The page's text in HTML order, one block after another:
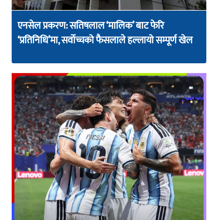
एनसेल प्रकरण: सतिषलाल ‘मालिक’ बाट फेरि
‘प्रतिनिधि’मा, सर्वोच्चको फैसलाले हल्लायो सम्पूर्ण खेल